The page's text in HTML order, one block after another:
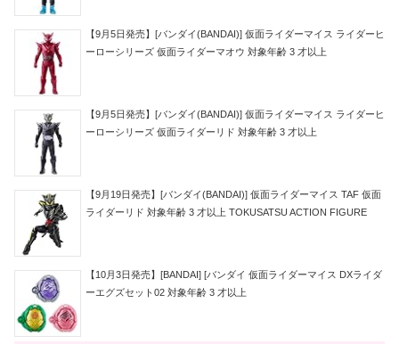
【9月5日発売】[バンダイ(BANDAI)] 仮面ライダーマイス ライダーヒ
ーローシリーズ 仮面ライダーマオウ 対象年齢 3 才以上
【9月5日発売】[バンダイ(BANDAI)] 仮面ライダーマイス ライダーヒ
ーローシリーズ 仮面ライダーリド 対象年齢 3 才以上
【9月19日発売】[バンダイ(BANDAI)] 仮面ライダーマイス TAF 仮面
ライダーリド 対象年齢 3 才以上 TOKUSATSU ACTION FIGURE
【10月3日発売】[BANDAI] [バンダイ 仮面ライダーマイス DXライダ
ーエグズセット02 対象年齢 3 才以上